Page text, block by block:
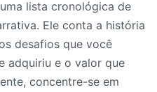
lista cronológica de
Ele conta a história
desafios que você
adquiriu e o valor que
concentre-se em